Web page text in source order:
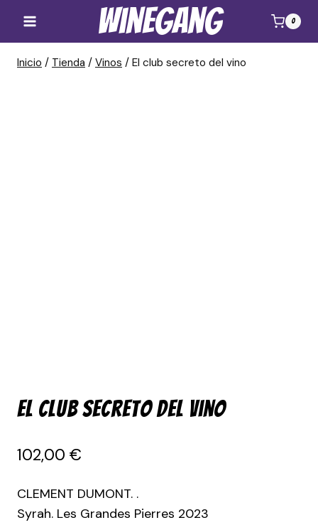
Winegang 0
Inicio / Tienda / Vinos / El club secreto del vino
El club secreto del vino
102,00 €
CLEMENT DUMONT. .
Syrah. Les Grandes Pierres 2023